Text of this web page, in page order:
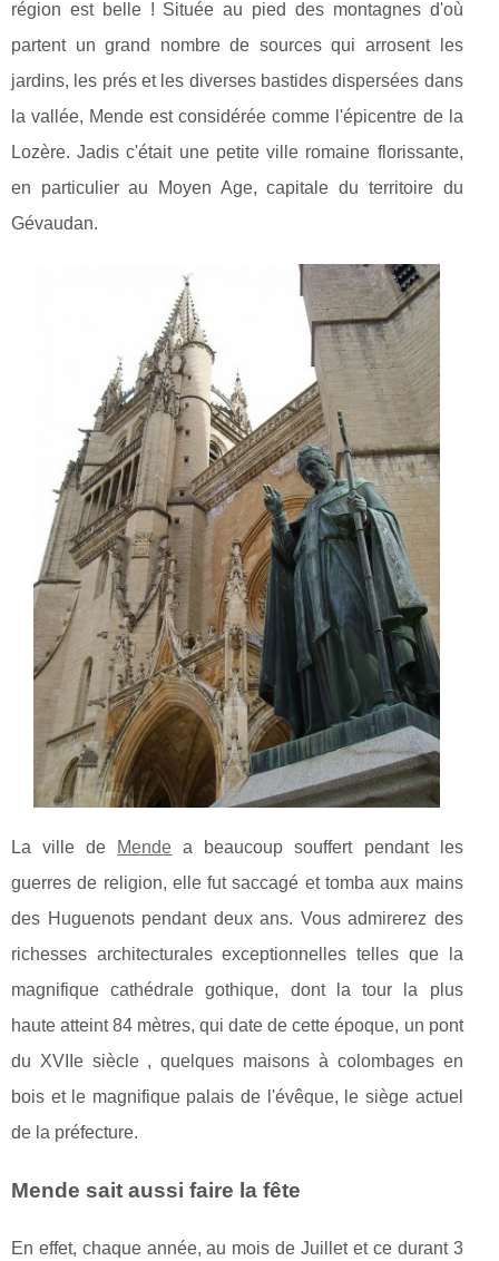
région est belle ! Située au pied des montagnes d'où
partent un grand nombre de sources qui arrosent les
jardins, les prés et les diverses bastides dispersées dans
la vallée, Mende est considérée comme l'épicentre de la
Lozère. Jadis c'était une petite ville romaine florissante,
en particulier au Moyen Age, capitale du territoire du
Gévaudan.
La ville de Mende a beaucoup souffert pendant les
guerres de religion, elle fut saccagé et tomba aux mains
des Huguenots pendant deux ans. Vous admirerez des
richesses architecturales exceptionnelles telles que la
magnifique cathédrale gothique, dont la tour la plus
haute atteint 84 mètres, qui date de cette époque, un pont
du XVIIe siècle , quelques maisons à colombages en
bois et le magnifique palais de l'évêque, le siège actuel
de la préfecture.
Mende sait aussi faire la fête
En effet, chaque année, au mois de Juillet et ce durant 3